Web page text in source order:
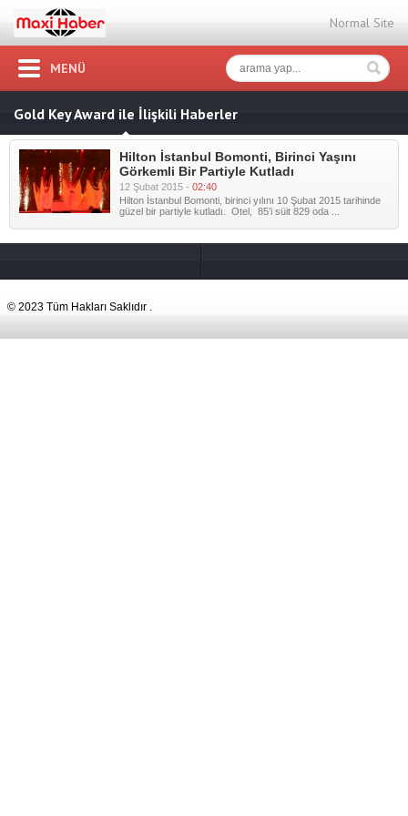
Normal Site
MENÜ
Gold Key Award ile İlişkili Haberler
Hilton İstanbul Bomonti, Birinci Yaşını
Görkemli Bir Partiyle Kutladı
12 Şubat 2015 - 02:40
Hilton İstanbul Bomonti, birinci yılını 10 Şubat 2015 tarihinde
güzel bir partiyle kutladı. Otel, 85’i süit 829 oda ...
© 2023 Tüm Hakları Saklıdır .